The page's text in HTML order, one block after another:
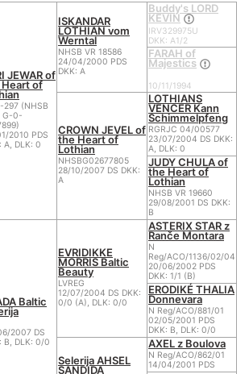
JEWAR of
of
297 (NHSB
G-0-
2010 PDS
A, DLK: 0
ISKANDAR
LOTHIAN vom
Werntal
NHSB VR 18586
24/04/2000 PDS
DKK: A
Buddy's LORD
KEVIN
IRV329975U
DKK: A1/2
FARAH of
Majestics
10/11/1994
CROWN JEVEL of
the Heart of
Lothian
NHSBG02677805
28/10/2007 DS DKK:
A
LOTHIANS
VENCER Kann
Schimmelpfeng
RGRJC 04/00577
23/07/2004 DS DKK:
A, DLK: 0
JUDY CHULA of
the Heart of
Lothian
NHSB VR 19660
29/08/2001 DS DKK:
B
Baltic
2007 DS
B, DLK: 0/0
EVRIDIKKE
MORRIS Baltic
Beauty
LVREG
12/07/2004 DS DKK:
0/0 (A), DLK: 0/0
ASTERIX STAR z
Ranče Montara
N
Reg/ACO/1136/02/04
20/06/2002 PDS
DKK: 1/1 (B)
ERODIKÉ THALIA
Donnevara
N Reg/ACO/881/01
02/05/2001 PDS
DKK: B, DLK: 0/0
Selerija AHSEL
SANDIDA
AXEL z Boulova
N Reg/ACO/862/01
14/04/2001 PDS